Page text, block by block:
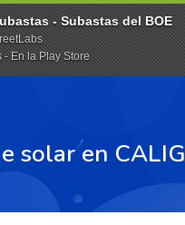
solar en CALIG
- Subastas del BOE
- En la Play Store